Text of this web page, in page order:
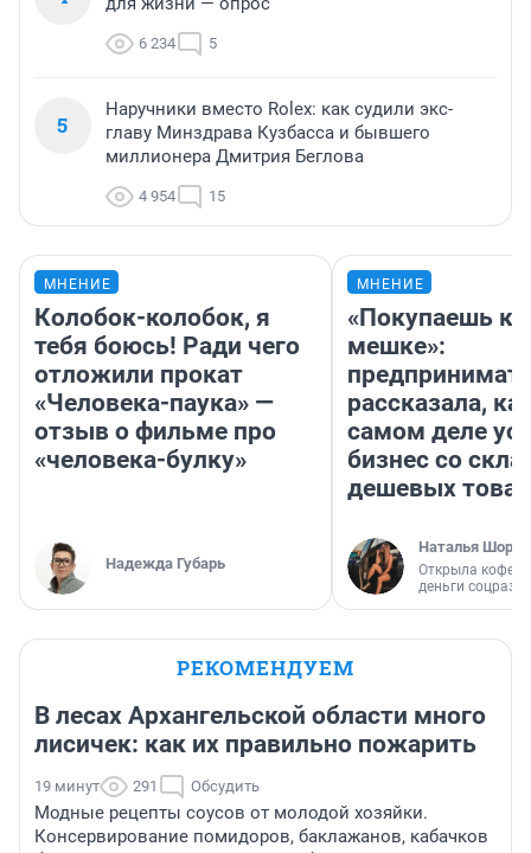
6 234 5
5
Наручники вместо Rolex: как судили экс-
главу Минздрава Кузбасса и бывшего
миллионера Дмитрия Беглова
4 954 15
МНЕНИЕ
Колобок-колобок, я
тебя боюсь! Ради чего
отложили прокат
«Человека-паука» —
отзыв о фильме про
«человека-булку»
Надежда Губарь
МНЕНИЕ
«Покупаешь
мешке»:
рассказала,
самом деле
бизнес со
дешевых
Наталья
Открыла
деньги
РЕКОМЕНДУЕМ
В лесах Архангельской области много
лисичек: как их правильно пожарить
19 минут 291 Обсудить
Модные рецепты соусов от молодой хозяйки.
Консервирование помидоров, баклажанов, кабачков